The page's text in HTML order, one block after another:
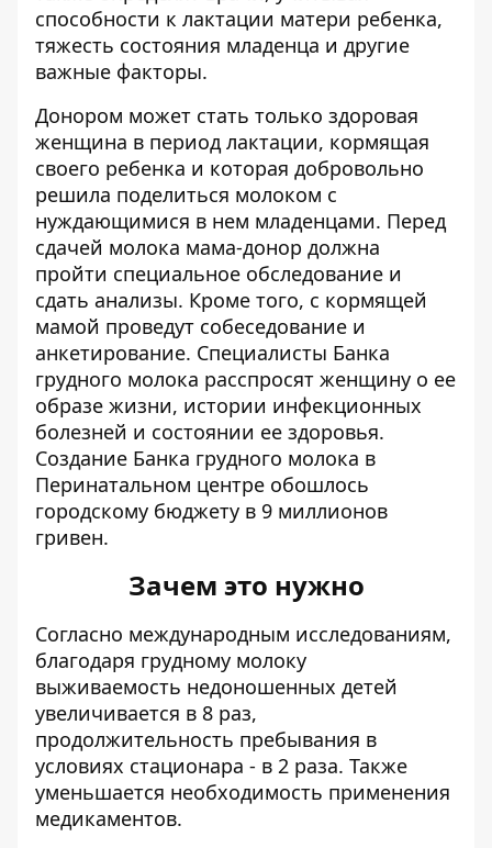
способности к лактации матери ребенка,
тяжесть состояния младенца и другие
важные факторы.
Донором может стать только здоровая
женщина в период лактации, кормящая
своего ребенка и которая добровольно
решила поделиться молоком с
нуждающимися в нем младенцами. Перед
сдачей молока мама-донор должна
пройти специальное обследование и
сдать анализы. Кроме того, с кормящей
мамой проведут собеседование и
анкетирование. Специалисты Банка
грудного молока расспросят женщину о ее
образе жизни, истории инфекционных
болезней и состоянии ее здоровья.
Создание Банка грудного молока в
Перинатальном центре обошлось
городскому бюджету в 9 миллионов
гривен.
Зачем это нужно
Согласно международным исследованиям,
благодаря грудному молоку
выживаемость недоношенных детей
увеличивается в 8 раз,
продолжительность пребывания в
условиях стационара - в 2 раза. Также
уменьшается необходимость применения
медикаментов.